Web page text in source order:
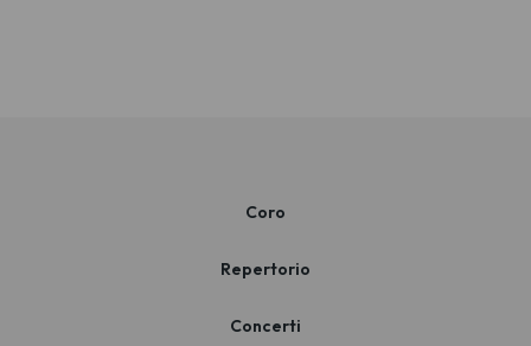
Coro
Repertorio
Concerti